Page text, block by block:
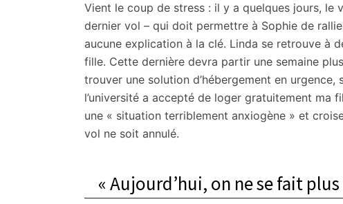
Vient le coup de stress : il y a quelques jours, le
dernier vol – qui doit permettre à Sophie de
aucune explication à la clé. Linda se retrouve à
fille. Cette dernière devra partir une semaine
trouver une solution d’hébergement en
l’université a accepté de loger gratuitement ma
une « situation terriblement anxiogène » et
vol ne soit annulé.
« Aujourd’hui, on ne se fait